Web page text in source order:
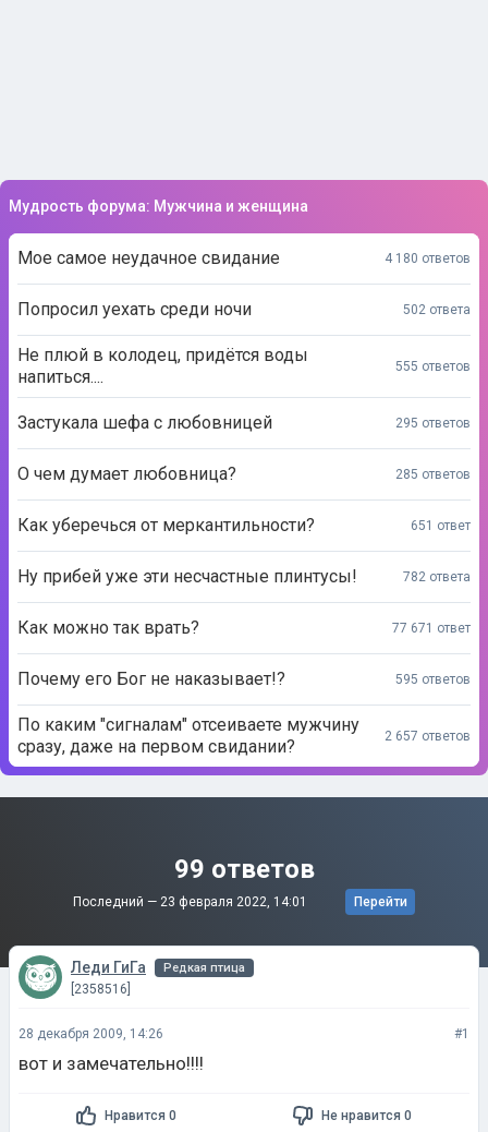
Мудрость форума: Мужчина и женщина
Мое самое неудачное свидание 4 180 ответов
Попросил уехать среди ночи 502 ответа
Не плюй в колодец, придётся воды
напиться....
555 ответов
Застукала шефа с любовницей 295 ответов
О чем думает любовница? 285 ответов
Как уберечься от меркантильности? 651 ответ
Ну прибей уже эти несчастные плинтусы! 782 ответа
Как можно так врать? 77 671 ответ
Почему его Бог не наказывает!? 595 ответов
По каким "сигналам" отсеиваете мужчину
сразу, даже на первом свидании?
2 657 ответов
99 ответов
Последний — 23 февраля 2022, 14:01 Перейти
Леди ГиГа Редкая птица
[2358516]
28 декабря 2009, 14:26 #1
вот и замечательно!!!!
Нравится 0 Не нравится 0